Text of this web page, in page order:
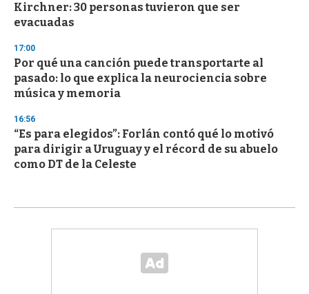
Kirchner: 30 personas tuvieron que ser
evacuadas
17:00
Por qué una canción puede transportarte al
pasado: lo que explica la neurociencia sobre
música y memoria
16:56
“Es para elegidos”: Forlán contó qué lo motivó
para dirigir a Uruguay y el récord de su abuelo
como DT de la Celeste